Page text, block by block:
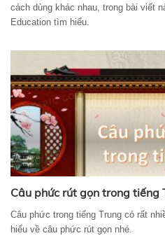
cách dùng khác nhau, trong bài viết
Education tìm hiểu.
Câu phức rút gọn trong tiếng
Câu phức trong tiếng Trung có rất
hiểu về câu phức rút gọn nhé.